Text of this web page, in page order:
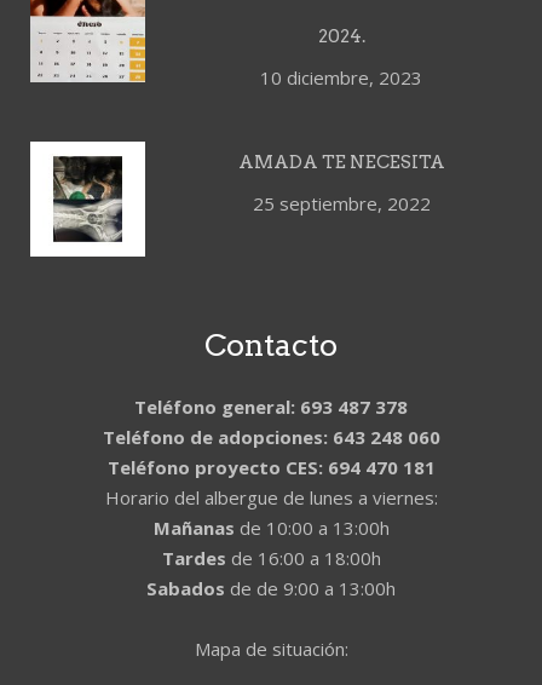
2024.
10 diciembre, 2023
AMADA TE NECESITA
25 septiembre, 2022
Contacto
Teléfono general: 693 487 378
Teléfono de adopciones: 643 248 060
Teléfono proyecto CES: 694 470 181
Horario del albergue de lunes a viernes:
Mañanas de 10:00 a 13:00h
Tardes de 16:00 a 18:00h
Sabados de de 9:00 a 13:00h
Mapa de situación: